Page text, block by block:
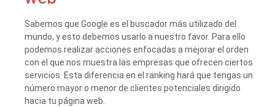
Sabemos que Google es el buscador más utilizado del
mundo, y esto debemos usarlo a nuestro favor. Para ello
podemos realizar acciones enfocadas a mejorar el orden
con el que nos muestra las empresas que ofrecen ciertos
servicios. Esta diferencia en el ranking hará que tengas un
número mayor o menor de clientes potenciales dirigido
hacia tu página web.